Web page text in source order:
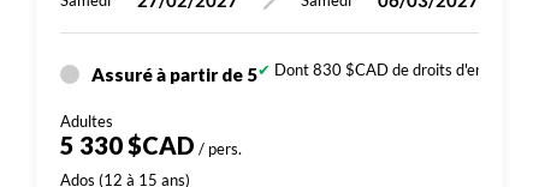
Assuré à partir de 5 Dont 830 $CAD de droits d'entrée
5 330 $CAD / pers.